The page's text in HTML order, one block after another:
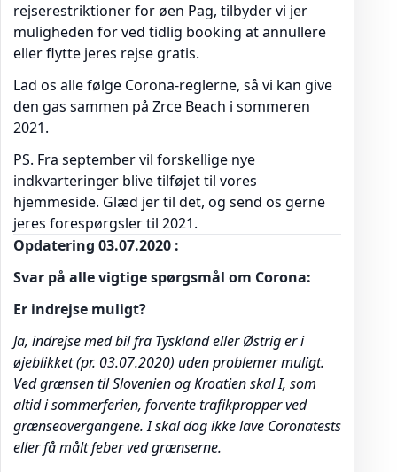
rejserestriktioner for øen Pag, tilbyder vi jer
muligheden for ved tidlig booking at annullere
eller flytte jeres rejse gratis.
Lad os alle følge Corona-reglerne, så vi kan give
den gas sammen på Zrce Beach i sommeren
2021.
PS. Fra september vil forskellige nye
indkvarteringer blive tilføjet til vores
hjemmeside. Glæd jer til det, og send os gerne
jeres forespørgsler til 2021.
Opdatering 03.07.2020 :
Svar på alle vigtige spørgsmål om Corona:
Er indrejse muligt?
Ja, indrejse med bil fra Tyskland eller Østrig er i
øjeblikket (pr. 03.07.2020) uden problemer muligt.
Ved grænsen til Slovenien og Kroatien skal I, som
altid i sommerferien, forvente trafikpropper ved
grænseovergangene. I skal dog ikke lave Coronatests
eller få målt feber ved grænserne.